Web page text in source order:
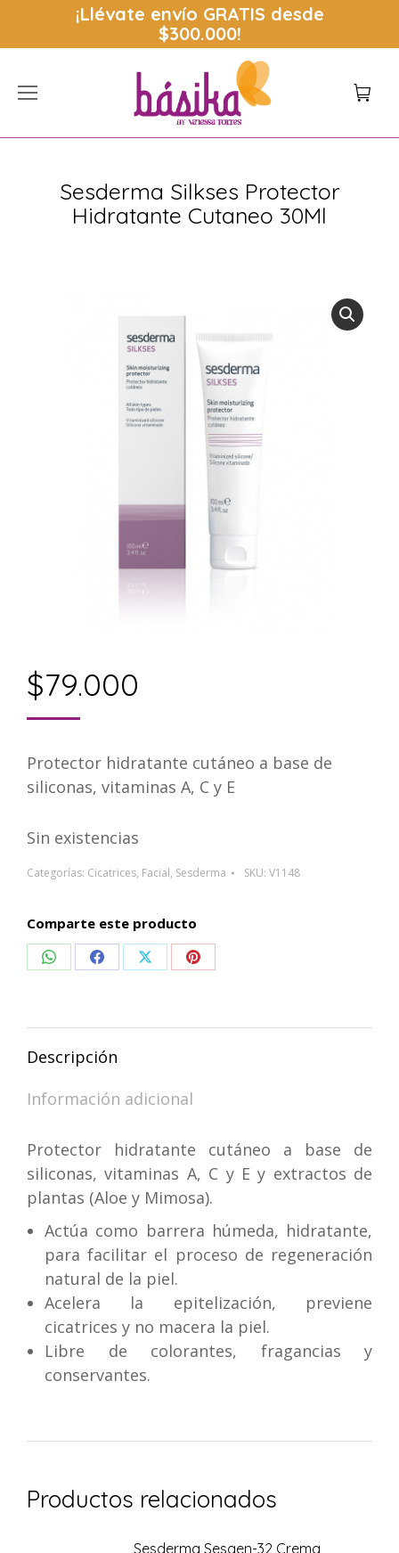
¡Llévate envío GRATIS desde
$300.000!
Sesderma Silkses Protector
Hidratante Cutaneo 30Ml
$79.000
Protector hidratante cutáneo a base de
siliconas, vitaminas A, C y E
Sin existencias
Categorías: Cicatrices, Facial, Sesderma SKU: V1148
Comparte este producto
Compartir
WhatsApp
Compartir
Facebook
Compartir
X
Compartir
Pinterest
Descripción
Información adicional
Protector hidratante cutáneo a base de
siliconas, vitaminas A, C y E y extractos de
plantas (Aloe y Mimosa).
Actúa como barrera húmeda, hidratante,
para facilitar el proceso de regeneración
natural de la piel.
Acelera la epitelización, previene
cicatrices y no macera la piel.
Libre de colorantes, fragancias y
conservantes.
Productos relacionados
Sesderma Sesgen-32 Crema